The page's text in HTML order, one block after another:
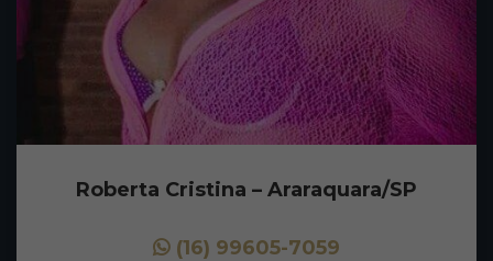
Roberta Cristina – Araraquara/SP
(16) 99605-7059